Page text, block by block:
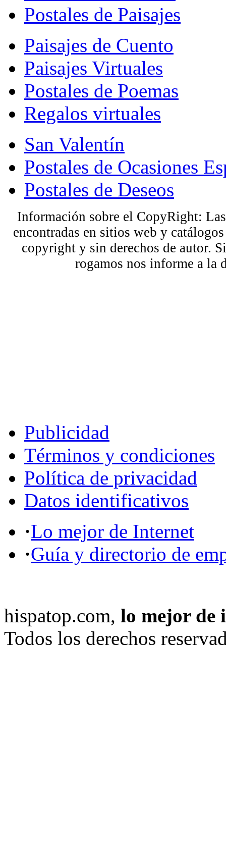
Postales de Paisajes
Paisajes de Cuento
Paisajes Virtuales
Postales de Poemas
Regalos virtuales
San Valentín
Postales de Ocasiones
Postales de Deseos
Información sobre el CopyRight:
encontradas en sitios web y
copyright y sin derechos de autor.
rogamos nos informe a la
Publicidad
Términos y condiciones
Política de privacidad
Datos identificativos
·Lo mejor de Internet
·Guía y directorio de
hispatop.com, lo mejor de
Todos los derechos